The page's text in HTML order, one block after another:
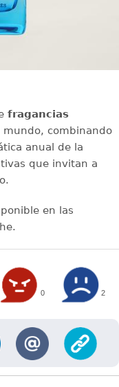
fragancias
mundo, combinando
anual de la
que invitan a
en las
0 2